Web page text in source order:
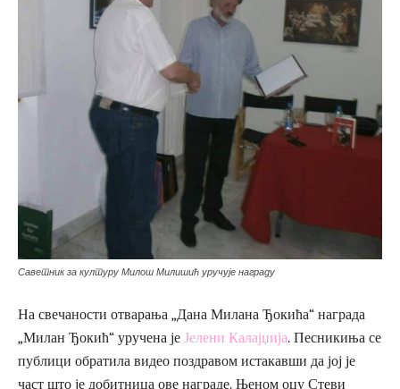
Саветник за културу Милош Милишић уручује награду
На свечаности отварања „Дана Милана Ђокића“ награда
„Милан Ђокић“ уручена је Јелени Калајџија. Песникиња се
публици обратила видео поздравом истакавши да јој је
част што је добитница ове награде. Њеном оцу Стеви